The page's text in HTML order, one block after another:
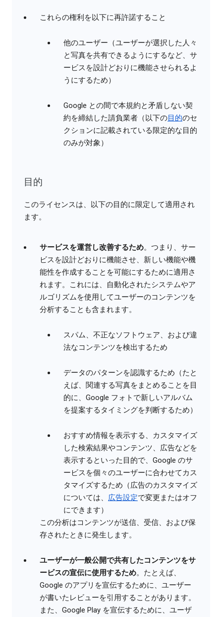
これらの権利を以下に再許諾すること
他のユーザー（ユーザーが選択した人々
と写真を共有できるようにするなど、サ
ービスを設計どおりに機能させられるよ
うにするため）
Google との間で本規約と矛盾しない契
約を締結した請負業者（以下の目的のセ
クションに記載されている限定的な目的
のみが対象）
目的
このライセンスは、以下の目的に限定して適用され
ます。
サービスを運営し改善するため。つまり、サー
ビスを設計どおりに機能させ、新しい機能や機
能性を作成することを可能にするために適用さ
れます。これには、自動化されたシステムやア
ルゴリズムを使用してユーザーのコンテンツを
分析することも含まれます。
スパム、不正なソフトウェア、および違
法なコンテンツを検出するため
データのパターンを認識するため（たと
えば、関連する写真をまとめることを目
的に、Google フォトで新しいアルバム
を提案するタイミングを判断するため）
おすすめ情報を表示する、カスタマイズ
した検索結果やコンテンツ、広告などを
表示するといった目的で、Google のサ
ービスを個々のユーザーに合わせてカス
タマイズするため（広告のカスタマイズ
については、 広告設定で変更またはオフ
にできます）
この分析はコンテンツが送信、受信、および保
存されたときに発生します。
ユーザーが一般公開で共有したコンテンツをサ
ービスの宣伝に使用するため。たとえば、
Google のアプリを宣伝するために、ユーザー
が書いたレビューを引用することがあります。
また、Google Play を宣伝するために、ユーザ